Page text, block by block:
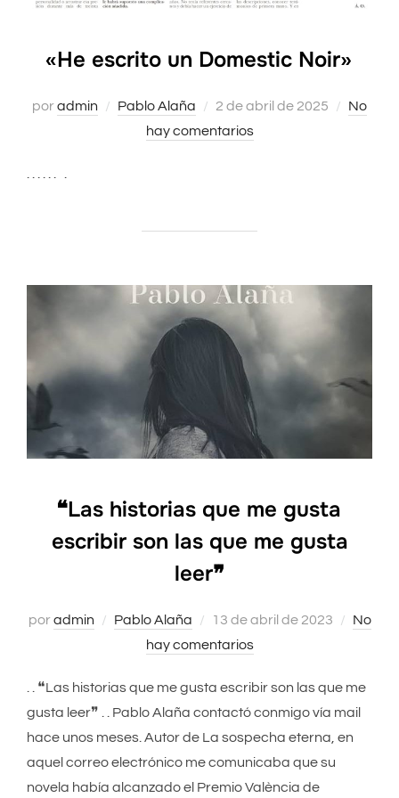
«He escrito un Domestic Noir»
poradmin Pablo Alaña
Publicado
el
2 de abril de 2025
No
hay comentarios
❝Las historias que me gusta
escribir son las que me gusta
leer❞
poradmin Pablo Alaña
Publicado
el
13 de abril de 2023
No
hay comentarios
. . ❝Las historias que me gusta escribir son las que me
gusta leer❞ . . Pablo Alaña contactó conmigo vía mail
hace unos meses. Autor de La sospecha eterna, en
aquel correo electrónico me comunicaba que su
novela había alcanzado el Premio València de